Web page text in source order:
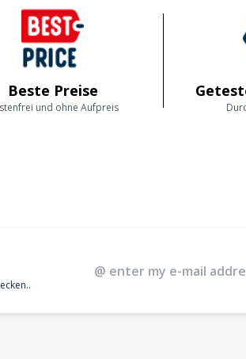
Beste Preise
und ohne Aufpreis